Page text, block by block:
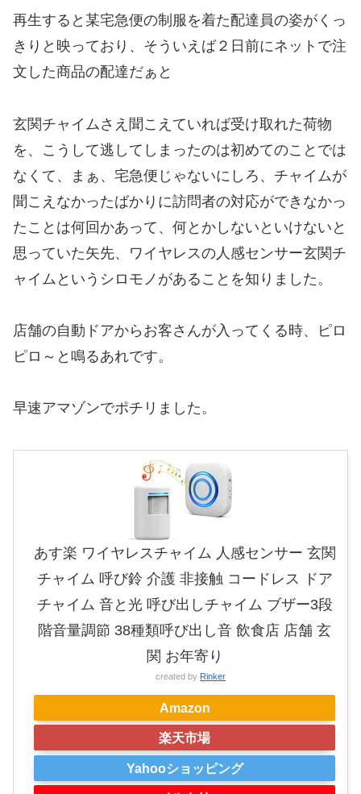
再生すると某宅急便の制服を着た配達員の姿がくっ
きりと映っており、そういえば２日前にネットで注
文した商品の配達だぁと
玄関チャイムさえ聞こえていれば受け取れた荷物
を、こうして逃してしまったのは初めてのことでは
なくて、まぁ、宅急便じゃないにしろ、チャイムが
聞こえなかったばかりに訪問者の対応ができなかっ
たことは何回かあって、何とかしないといけないと
思っていた矢先、ワイヤレスの人感センサー玄関チ
ャイムというシロモノがあることを知りました。
店舗の自動ドアからお客さんが入ってくる時、ピロ
ピロ～と鳴るあれです。
早速アマゾンでポチリました。
あす楽 ワイヤレスチャイム 人感センサー 玄関
チャイム 呼び鈴 介護 非接触 コードレス ドア
チャイム 音と光 呼び出しチャイム ブザー3段
階音量調節 38種類呼び出し音 飲食店 店舗 玄
関 お年寄り
created by Rinker
Amazon
楽天市場
Yahooショッピング